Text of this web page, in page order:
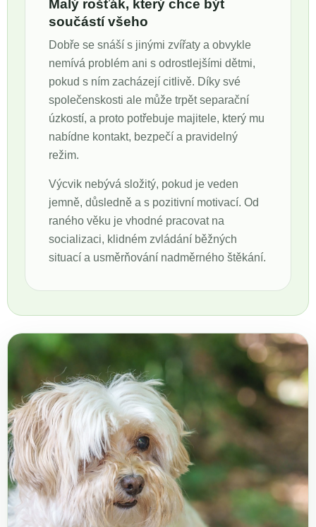
Malý rošťák, který chce být
součástí všeho
Dobře se snáší s jinými zvířaty a obvykle
nemívá problém ani s odrostlejšími dětmi,
pokud s ním zacházejí citlivě. Díky své
společenskosti ale může trpět separační
úzkostí, a proto potřebuje majitele, který mu
nabídne kontakt, bezpečí a pravidelný
režim.
Výcvik nebývá složitý, pokud je veden
jemně, důsledně a s pozitivní motivací. Od
raného věku je vhodné pracovat na
socializaci, klidném zvládání běžných
situací a usměrňování nadměrného štěkání.